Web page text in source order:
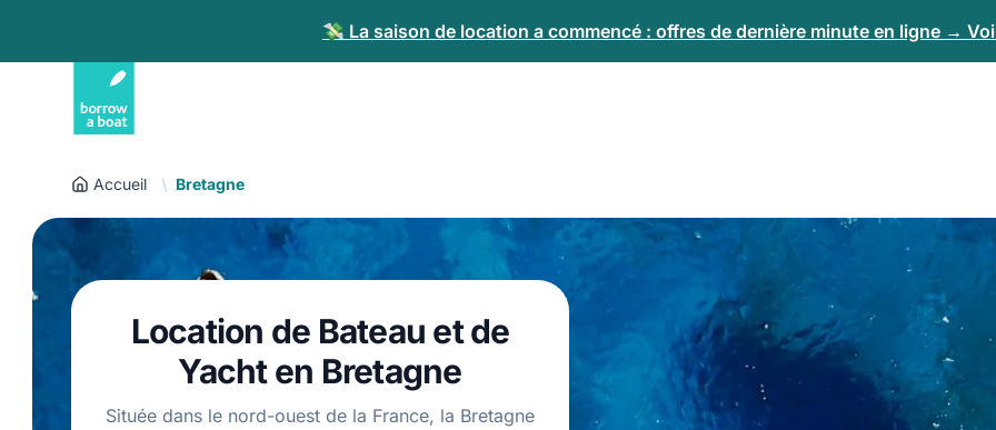
💸 La saison de location a commencé : offres de dernière minute en ligne →
Accueil Bretagne
Location de Bateau et de
Yacht en Bretagne
Située dans le nord-ouest de la France, la Bretagne